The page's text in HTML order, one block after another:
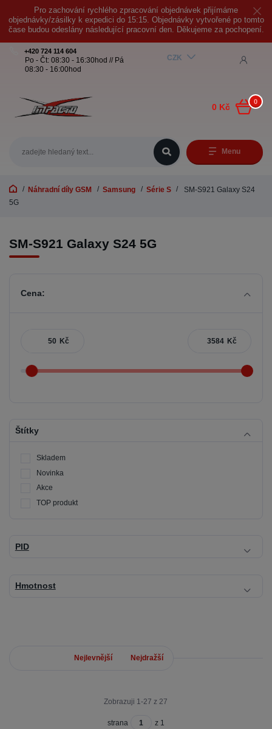
Pro zachování rychlého zpracování objednávek přijímáme
objednávky/zásilky k expedici do 15:15. Objednávky vytvořené po tomto
čase budou odeslány následující pracovní den. Děkujeme za pochopení.
Menu
CZK
+420 724 114 604
Po - Čt: 08:30 - 16:30hod // Pá
08:30 - 16:00hod
0
0 Kč
Náhradní díly GSM Samsung Série S
SM-S921 Galaxy S24
5G
SM-S921 Galaxy S24 5G
Cena:
Kč Kč
Štítky
Skladem
Novinka
Akce
TOP produkt
PID
Hmotnost
Nejlevnější Nejdražší
Zobrazuji 1-27 z 27
strana z 1